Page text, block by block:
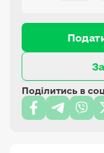
Поділитись в